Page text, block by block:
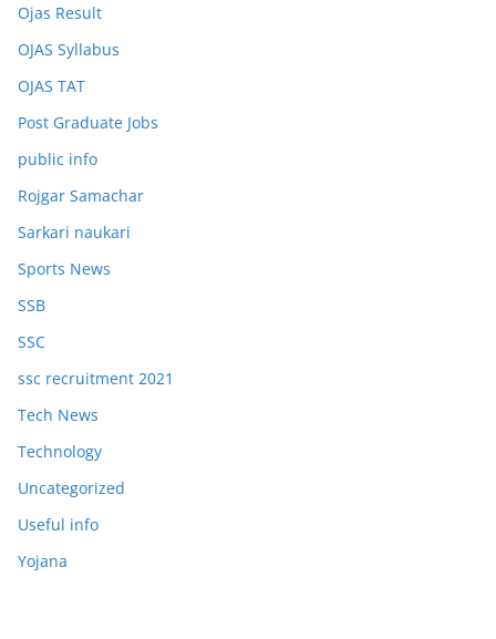
Ojas Result
OJAS Syllabus
OJAS TAT
Post Graduate Jobs
public info
Rojgar Samachar
Sarkari naukari
Sports News
SSB
SSC
ssc recruitment 2021
Tech News
Technology
Uncategorized
Useful info
Yojana